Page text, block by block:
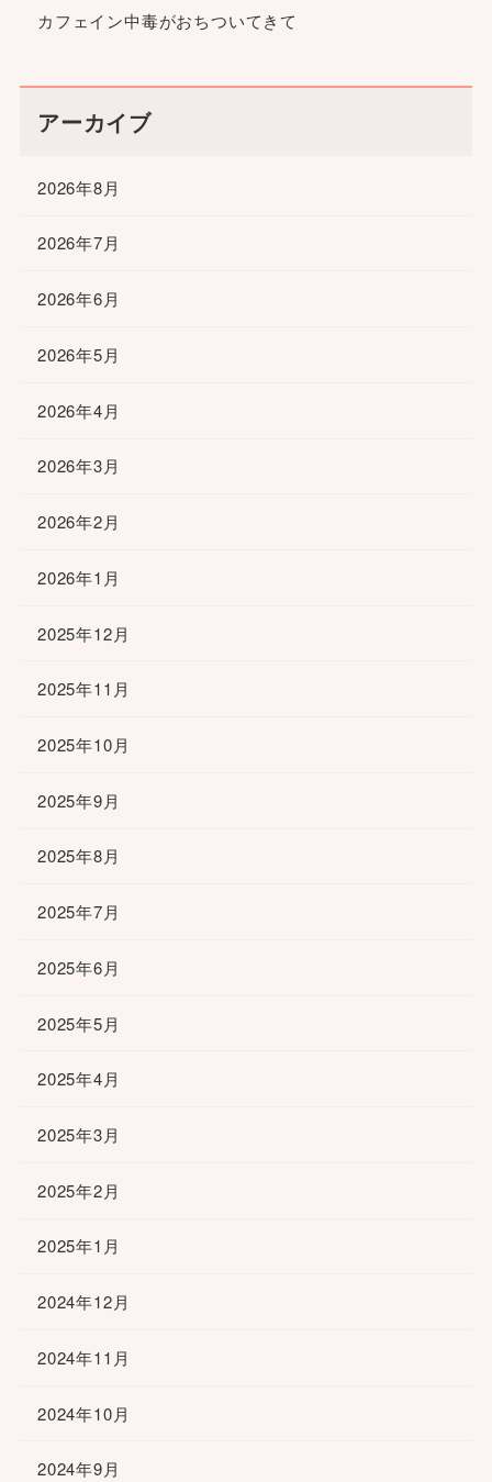
カフェイン中毒がおちついてきて
アーカイブ
2026年8月
2026年7月
2026年6月
2026年5月
2026年4月
2026年3月
2026年2月
2026年1月
2025年12月
2025年11月
2025年10月
2025年9月
2025年8月
2025年7月
2025年6月
2025年5月
2025年4月
2025年3月
2025年2月
2025年1月
2024年12月
2024年11月
2024年10月
2024年9月